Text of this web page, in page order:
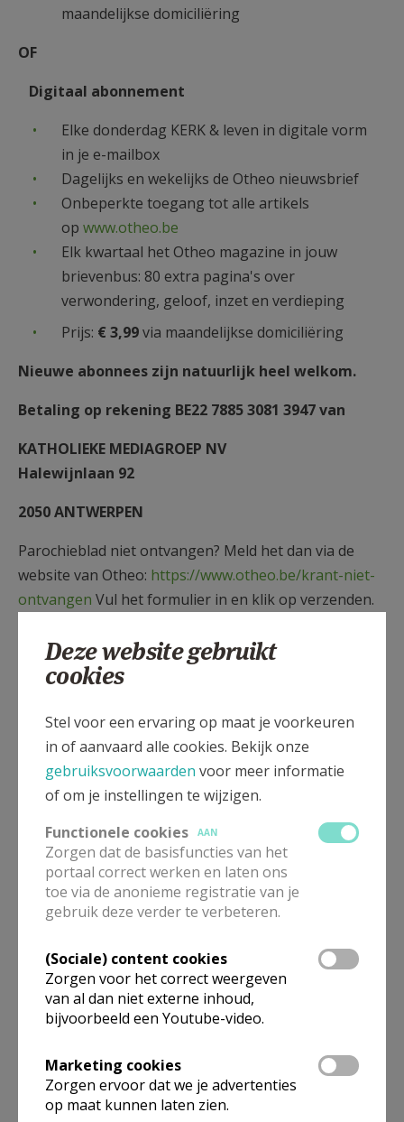
maandelijkse domiciliëring
OF
Digitaal abonnement
Elke donderdag KERK & leven in digitale vorm
in je e-mailbox
Dagelijks en wekelijks de Otheo nieuwsbrief
Onbeperkte toegang tot alle artikels
op www.otheo.be
Elk kwartaal het Otheo magazine in jouw
brievenbus: 80 extra pagina's over
verwondering, geloof, inzet en verdieping
Prijs: € 3,99via maandelijkse domiciliëring
Nieuwe abonnees zijn natuurlijk heel welkom.
Betaling op rekening BE22 7885 3081 3947 van
KATHOLIEKE MEDIAGROEP NV
Halewijnlaan 92
2050 ANTWERPEN
Parochieblad niet ontvangen? Meld het dan via de
website van Otheo: https://www.otheo.be/krant-niet-
ontvangen Vul het formulier in en klik op verzenden.
Hartelijk dank namens de plaatselijke redactie en de
moderator.
Gepubliceerd door
Meer
Parochieblad
Deel dit artikel
Deze website gebruikt
cookies
Stel voor een ervaring op maat je voorkeuren
in of aanvaard alle cookies. Bekijk onze
gebruiksvoorwaarden voor meer informatie
of om je instellingen te wijzigen.
Functionele cookies
AAN
Zorgen dat de basisfuncties van het
portaal correct werken en laten ons
toe via de anonieme registratie van je
gebruik deze verder te verbeteren.
(Sociale) content cookies
Zorgen voor het correct weergeven
van al dan niet externe inhoud,
bijvoorbeeld een Youtube-video.
Marketing cookies
Zorgen ervoor dat we je advertenties
op maat kunnen laten zien.